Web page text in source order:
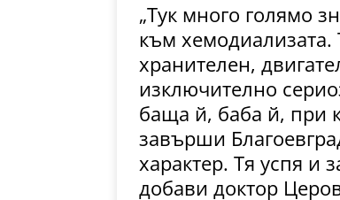
„Тук много голямо
към хемодиализата.
хранителен,
изключително
баща й, баба й, при
завърши
характер. Тя успя и
добави доктор